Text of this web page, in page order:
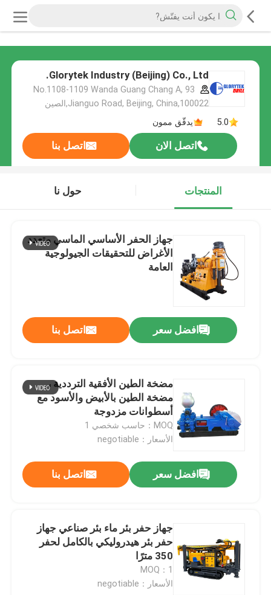
Glorytek Industry (Beijing) Co., Ltd.
No.1108-1109 Wanda Guang Chang A, 93
Jianguo Road, Beijing, China,100022,الصين
5.0
يدقّق ممون
اتصل الان اتصل بنا
المنتجات حول نا
جهاز الحفر الأساسي الماسي متعدد
الأغراض للتحقيقات الجيولوجية
العامة
افضل سعر اتصل بنا
مضخة الطين الأفقية الترددية ،
مضخة الطين بالأبيض والأسود مع
أسطوانات مزدوجة
MOQ：حاسب شخصي 1
الأسعار：negotiable
افضل سعر اتصل بنا
جهاز حفر بئر ماء بئر صناعي جهاز
حفر بئر هيدروليكي بالكامل لحفر
350 مترًا
MOQ：1
الأسعار：negotiable